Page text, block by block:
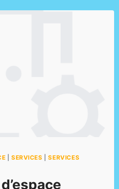
SERVICES |SERVICES